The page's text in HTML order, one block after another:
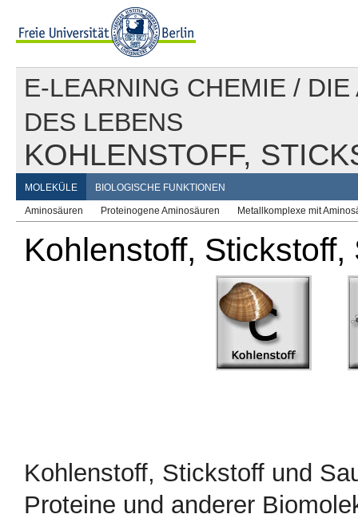
E-LEARNING CHEMIE / DIE
DES LEBENS
KOHLENSTOFF,
MOLEKÜLE
Aminosäuren Proteinogene Aminosäuren Metallkomplexe mit
BIOLOGISCHE FUNKTIONEN
Kohlenstoff, Stickstoff,
Kohlenstoff, Stickstoff und
Proteine und anderer